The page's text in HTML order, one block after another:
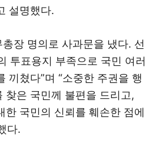
설명했다.
장 명의로 사과문을 냈다. 선
투표용지 부족으로 국민 여러
끼쳤다”며 “소중한 주권을 행
찾은 국민께 불편을 드리고,
한 국민의 신뢰를 훼손한 점에
다.